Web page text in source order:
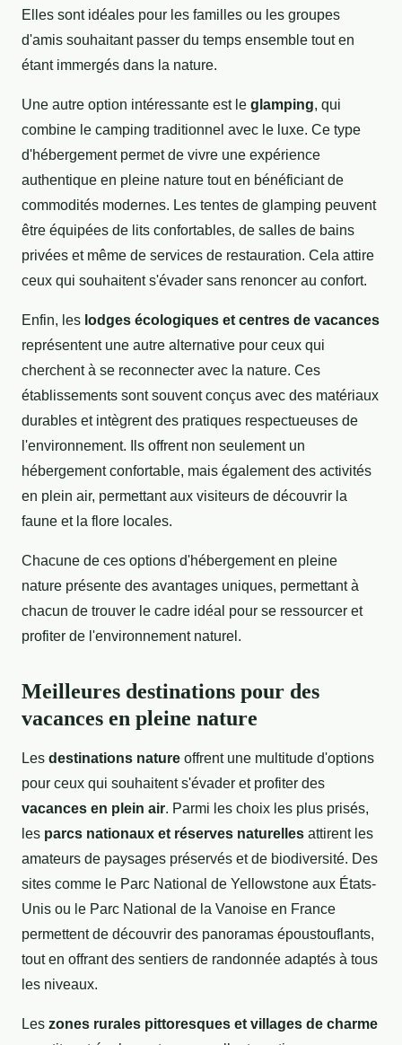
Elles sont idéales pour les familles ou les groupes
d'amis souhaitant passer du temps ensemble tout en
étant immergés dans la nature.
Une autre option intéressante est le glamping, qui
combine le camping traditionnel avec le luxe. Ce type
d'hébergement permet de vivre une expérience
authentique en pleine nature tout en bénéficiant de
commodités modernes. Les tentes de glamping peuvent
être équipées de lits confortables, de salles de bains
privées et même de services de restauration. Cela attire
ceux qui souhaitent s'évader sans renoncer au confort.
Enfin, les lodges écologiques et centres de vacances
représentent une autre alternative pour ceux qui
cherchent à se reconnecter avec la nature. Ces
établissements sont souvent conçus avec des matériaux
durables et intègrent des pratiques respectueuses de
l'environnement. Ils offrent non seulement un
hébergement confortable, mais également des activités
en plein air, permettant aux visiteurs de découvrir la
faune et la flore locales.
Chacune de ces options d'hébergement en pleine
nature présente des avantages uniques, permettant à
chacun de trouver le cadre idéal pour se ressourcer et
profiter de l'environnement naturel.
Meilleures destinations pour des
vacances en pleine nature
Les destinations nature offrent une multitude d'options
pour ceux qui souhaitent s'évader et profiter des
vacances en plein air. Parmi les choix les plus prisés,
les parcs nationaux et réserves naturelles attirent les
amateurs de paysages préservés et de biodiversité. Des
sites comme le Parc National de Yellowstone aux États-
Unis ou le Parc National de la Vanoise en France
permettent de découvrir des panoramas époustouflants,
tout en offrant des sentiers de randonnée adaptés à tous
les niveaux.
Les zones rurales pittoresques et villages de charme